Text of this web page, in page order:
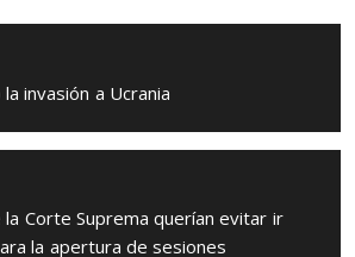
invasión a Ucrania
Corte Suprema querían evitar ir
la apertura de sesiones